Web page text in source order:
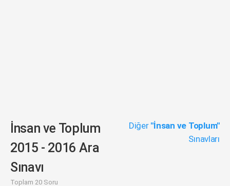
İnsan ve Toplum
2015 - 2016 Ara
Sınavı
Toplam 20 Soru
Diğer "İnsan ve Toplum"
Sınavları